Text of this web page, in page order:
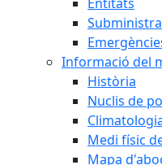
Informació del
Història
Nuclis de
Medi físic
Mapa